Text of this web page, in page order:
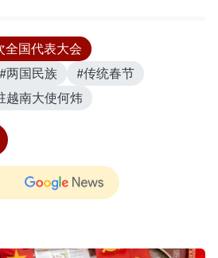
全国代表大会
#两国民族
#传统春节
越南大使何炜